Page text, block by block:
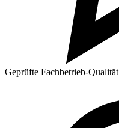
Geprüfte Fachbetrieb-Qualität